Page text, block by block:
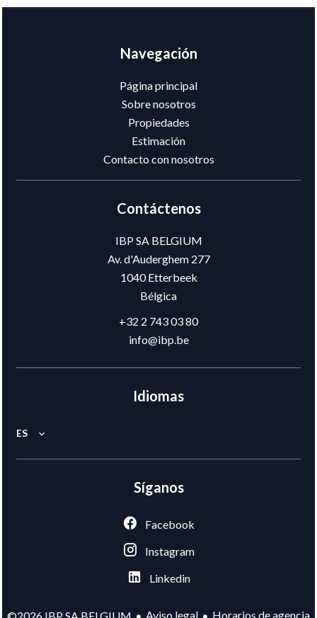
Navegación
Página principal
Sobre nosotros
Propiedades
Estimación
Contacto con nosotros
Contáctenos
IBP SA BELGIUM
Av. d'Auderghem 277
1040Etterbeek
Bélgica
+32 2 743 03 80
info@ibp.be
Idiomas
ES
Síganos
Facebook
Instagram
Linkedin
Aviso legal Horarios de agencia